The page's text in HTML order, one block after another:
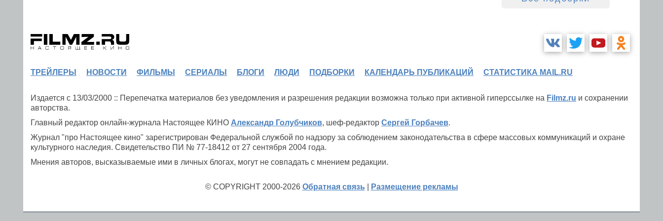
ТРЕЙЛЕРЫ НОВОСТИ ФИЛЬМЫ СЕРИАЛЫ БЛОГИ ЛЮДИ ПОДБОРКИ КАЛЕНДАРЬ ПУБЛИКАЦИЙ СТАТИСТИКА MAIL.RU
Издается с 13/03/2000 :: Перепечатка материалов без уведомления и разрешения редакции возможна только при активной гиперссылке на Filmz.ru и сохранении
авторства.
Главный редактор онлайн-журнала Настоящее КИНО Александр Голубчиков, шеф-редактор Сергей Горбачев.
Журнал "про Настоящее кино" зарегистрирован Федеральной службой по надзору за соблюдением законодательства в сфере массовых коммуникаций и охране
культурного наследия. Свидетельство ПИ № 77-18412 от 27 сентября 2004 года.
Мнения авторов, высказываемые ими в личных блогах, могут не совпадать с мнением редакции.
© COPYRIGHT 2000-2026 Обратная связь Размещение рекламы